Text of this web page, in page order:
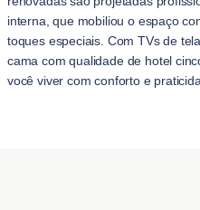
interna, que mobiliou o espaço
toques especiais. Com TVs de
cama com qualidade de hotel
você viver com conforto e